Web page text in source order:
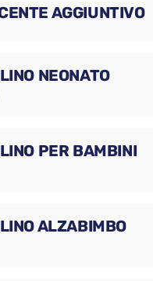
AGGIUNTIVO
NEONATO
PER BAMBINI
ALZABIMBO